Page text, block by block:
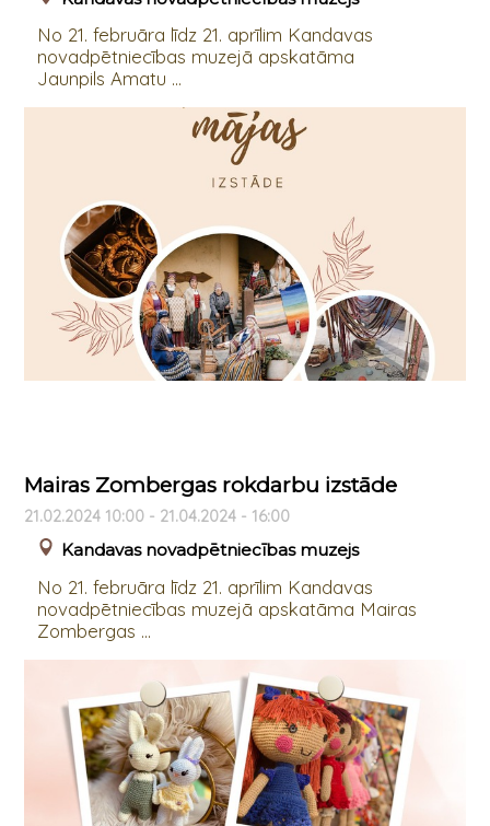
No 21. februāra līdz 21. aprīlim Kandavas
novadpētniecības muzejā apskatāma
Jaunpils Amatu ...
Mairas Zombergas rokdarbu izstāde
21.02.2024 10:00 - 21.04.2024 - 16:00
Kandavas novadpētniecības muzejs
No 21. februāra līdz 21. aprīlim Kandavas
novadpētniecības muzejā apskatāma Mairas
Zombergas ...